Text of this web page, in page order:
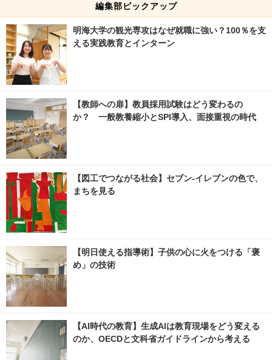
編集部ピックアップ
明海大学の観光専攻はなぜ就職に強い？100％を支
える実践教育とインターン
【教師への扉】教員採用試験はどう変わるの
か？ 一般教養縮小とSPI導入、面接重視の時代
【図工でつながる社会】セブン‐イレブンの色で、
まちを見る
【明日使える指導術】子供の心に火をつける「褒
め」の技術
【AI時代の教育】生成AIは教育現場をどう変える
のか、OECDと文科省ガイドラインから考える